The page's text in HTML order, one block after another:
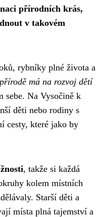
přírodních krás,
v takovém
rybníky plné života a
má na rozvoj dětí
Na Vysočině k
děti nebo rodiny s
cesty, které jako by
, takže si každá
kolem místních
Starší děti a
místa plná tajemství a